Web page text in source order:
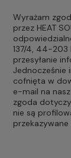
Wyrażam
przez HEAT
137/4, 44-203
przesyłanie
Jednocześnie
cofnięta w
e-mail na
zgoda
nie są